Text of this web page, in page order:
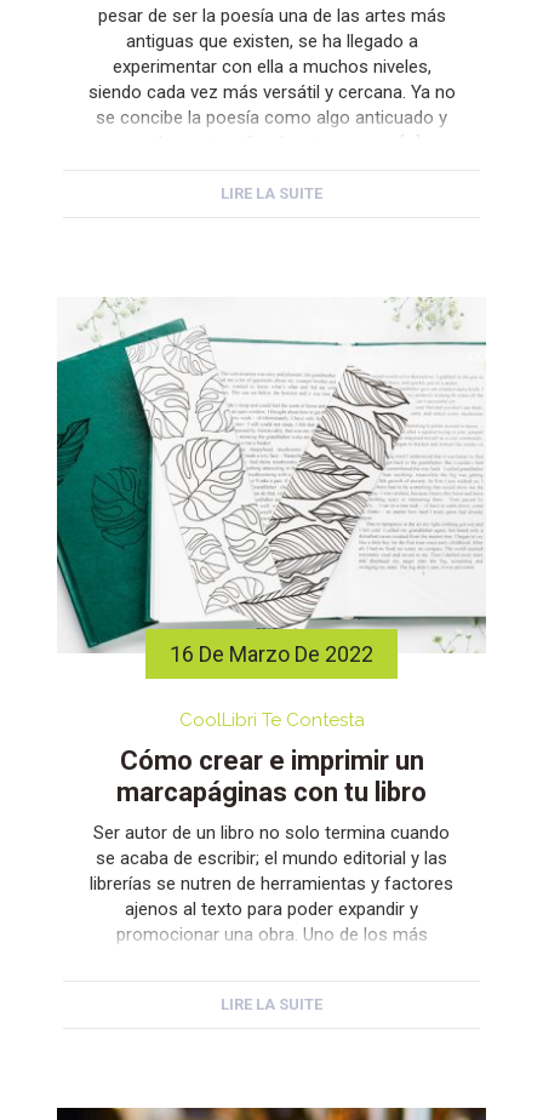
pesar de ser la poesía una de las artes más
antiguas que existen, se ha llegado a
experimentar con ella a muchos niveles,
siendo cada vez más versátil y cercana. Ya no
se concibe la poesía como algo anticuado y
LIRE LA SUITE
16 De Marzo De 2022
CoolLibri Te Contesta
Cómo crear e imprimir un
marcapáginas con tu libro
Ser autor de un libro no solo termina cuando
se acaba de escribir; el mundo editorial y las
librerías se nutren de herramientas y factores
ajenos al texto para poder expandir y
promocionar una obra. Uno de los más
pueden ser una perfecta toma de […]
LIRE LA SUITE